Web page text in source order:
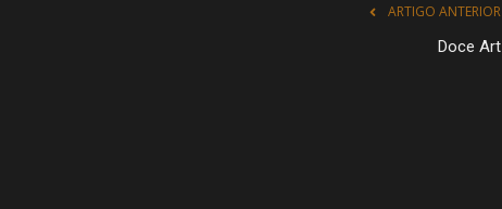
ARTIGO ANTERIOR
Doce Art